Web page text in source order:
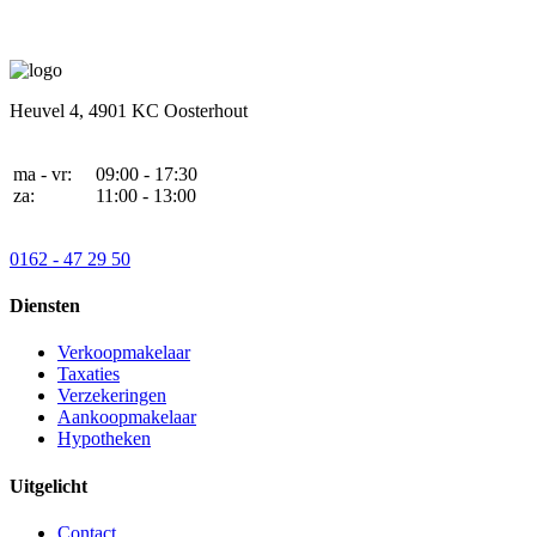
Heuvel 4, 4901 KC Oosterhout
ma - vr:
za:
09:00 - 17:30
11:00 - 13:00
0162 - 47 29 50
Diensten
Verkoopmakelaar
Taxaties
Verzekeringen
Aankoopmakelaar
Hypotheken
Uitgelicht
Contact